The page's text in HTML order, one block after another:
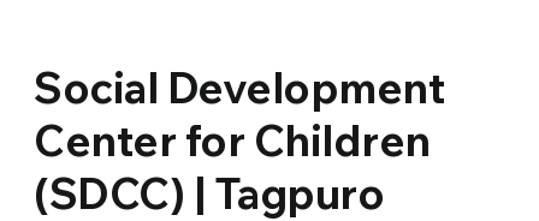
Social Development
Center for Children
(SDCC) | Tagpuro